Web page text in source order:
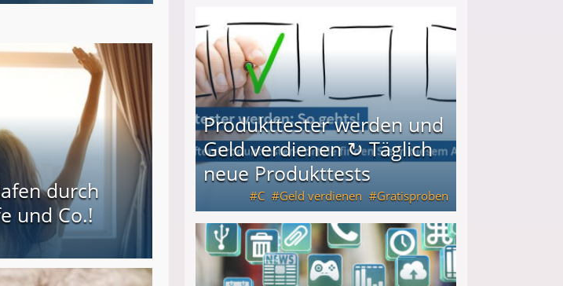
durch
und Co.!
verdienen: 20 seriöse Möglichkeiten
Produkttester werden und
Geld verdienen ↻ Täglich
neue Produkttests
C Geld verdienen Gratisproben
werden und Geld verdienen ↻ Täglich neue Produkttests